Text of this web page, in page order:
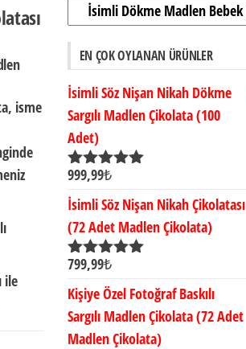
isme
ile
EN ÇOK OYLANAN ÜRÜNLER
İsimli Söz Nişan Nikah Dökme
Sargılı Madlen Çikolata (100
Adet)
5 üzerinden
999,99₺
İsimli Söz Nişan Nikah Çikolatası
(72 Adet Madlen Çikolata)
5 üzerinden
799,99₺
Kişiye Özel Fotoğraf Baskılı
Sargılı Madlen Çikolata (72 Adet
Madlen Çikolata)